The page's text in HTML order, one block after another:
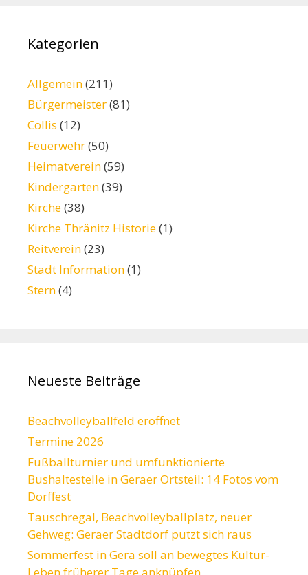
Kategorien
Allgemein(211)
Bürgermeister(81)
Collis (12)
Feuerwehr(50)
Heimatverein(59)
Kindergarten(39)
Kirche(38)
Kirche Thränitz Historie(1)
Reitverein(23)
Stadt Information(1)
Stern(4)
Neueste Beiträge
Beachvolleyballfeld eröffnet
Termine 2026
Fußballturnier und umfunktionierte
Bushaltestelle in Geraer Ortsteil: 14 Fotos vom
Dorffest
Tauschregal, Beachvolleyballplatz, neuer
Gehweg: Geraer Stadtdorf putzt sich raus
Sommerfest in Gera soll an bewegtes Kultur-